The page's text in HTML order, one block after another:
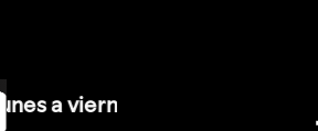
de 10 a 13 hrs.